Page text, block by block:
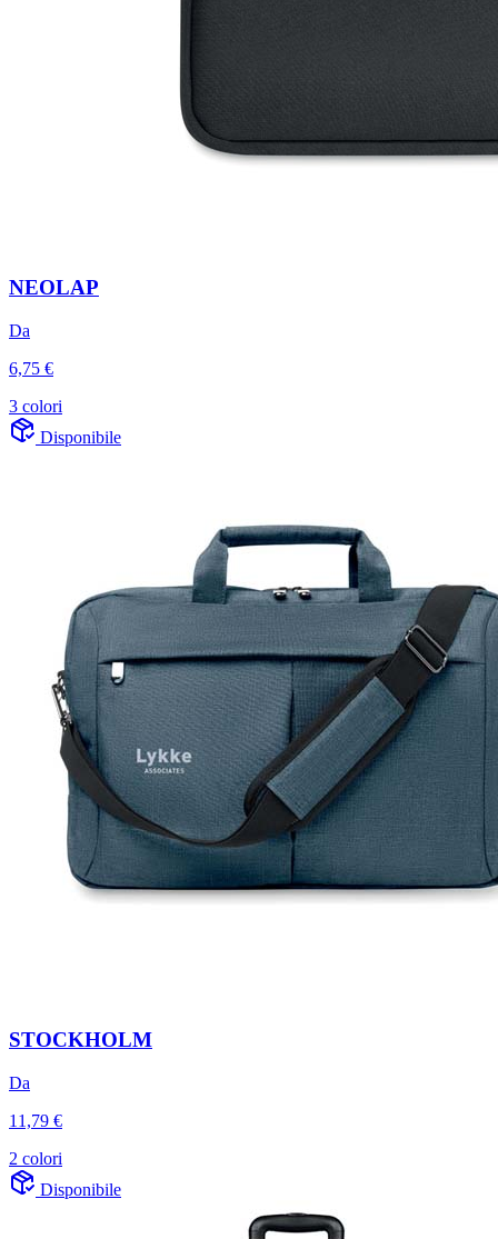
NEOLAP
Da
6,75 €
3 colori
Disponibile
STOCKHOLM
Da
11,79 €
2 colori
Disponibile